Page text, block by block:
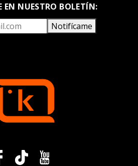
EN NUESTRO BOLETÍN:
Notifícame